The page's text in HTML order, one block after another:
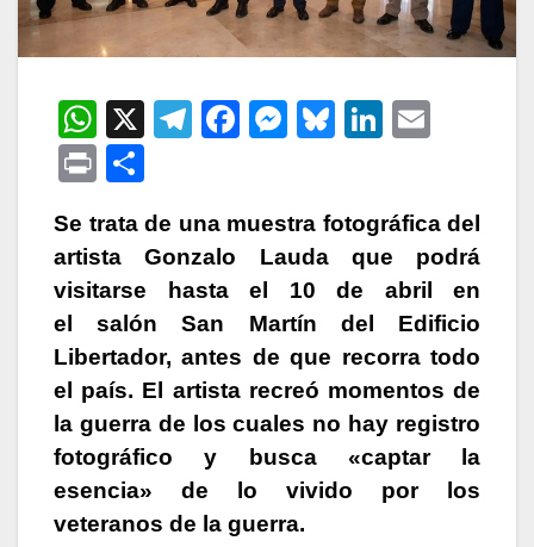
W
h
at
s
A
p
p
X
T
gr
a
m
F
e
b
o
o
k
M
s
e
n
g
er
Bl
s
k
y
Li
e
dI
n
P
nt m
p
ar
tir
Se trata de una muestra fotográfica del
artista Gonzalo Lauda que podrá
visitarse hasta el 10 de abril en
el salón San Martín del Edificio
Libertador, antes de que recorra todo
el país. El artista recreó momentos de
la guerra de los cuales no hay registro
fotográfico y busca «captar la
esencia» de lo vivido por los
veteranos de la guerra.